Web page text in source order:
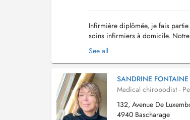
Infirmière diplômée, je fais
soins infirmiers à domicile.
rigoureux des patients. La gestion
See all
SANDRINE FONTAINE
Medical chiropodist -
132, Avenue De
4940 Bascharage